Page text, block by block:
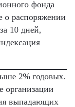
фонда
о распоряжении
10 дней,
2% годовых.
организации
выпадающих